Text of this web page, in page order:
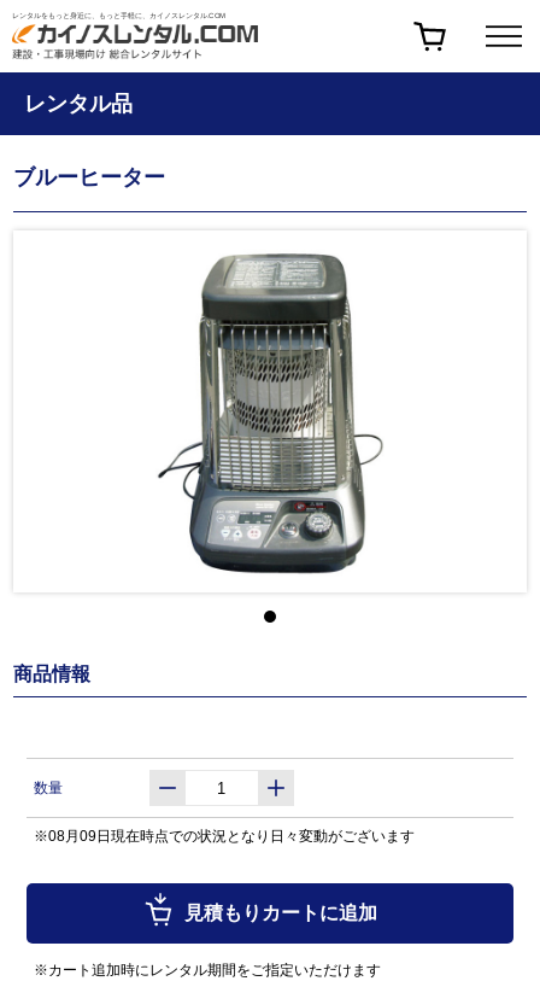
レンタルをもっと身近に、もっと手軽に、カイノスレンタル.COM
レンタル品
ブルーヒーター
商品情報
数量
※08月09日現在時点での状況となり日々変動がございます
見積もりカートに追加
※カート追加時にレンタル期間をご指定いただけます